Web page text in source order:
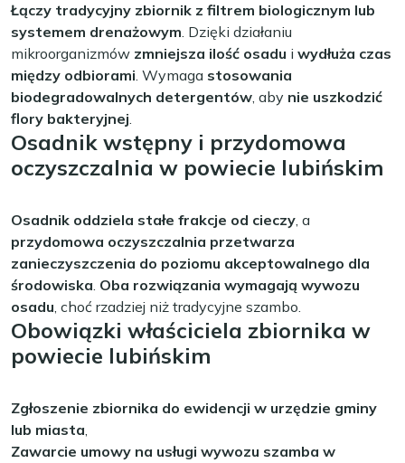
Łączy tradycyjny zbiornik z filtrem biologicznym lub
systemem drenażowym. Dzięki działaniu
mikroorganizmów zmniejsza ilość osadu i wydłuża czas
między odbiorami. Wymaga stosowania
biodegradowalnych detergentów, aby nie uszkodzić
flory bakteryjnej.
Osadnik wstępny i przydomowa
oczyszczalnia w powiecie lubińskim
Osadnik oddziela stałe frakcje od cieczy, a
przydomowa oczyszczalnia przetwarza
zanieczyszczenia do poziomu akceptowalnego dla
środowiska. Oba rozwiązania wymagają wywozu
osadu, choć rzadziej niż tradycyjne szambo.
Obowiązki właściciela zbiornika w
powiecie lubińskim
Zgłoszenie zbiornika do ewidencji w urzędzie gminy
lub miasta,
Zawarcie umowy na usługi wywozu szamba w